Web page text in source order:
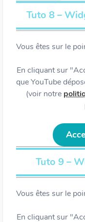
Tuto 8 –
Vous êtes sur le
En cliquant sur
que YouTube
(voir notre
Tuto 9 –
Vous êtes sur le
En cliquant sur